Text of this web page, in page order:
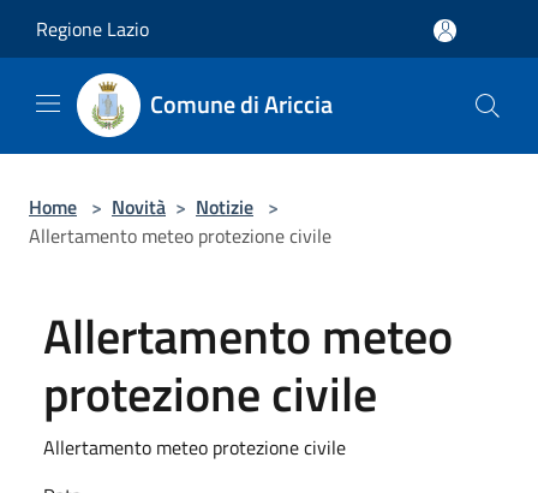
Regione Lazio
Comune di Ariccia
Home > Novità > Notizie >
Allertamento meteo protezione civile
Allertamento meteo
protezione civile
Allertamento meteo protezione civile